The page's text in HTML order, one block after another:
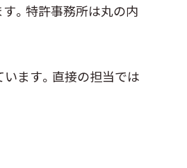
。特許事務所は丸の内
ます。直接の担当では